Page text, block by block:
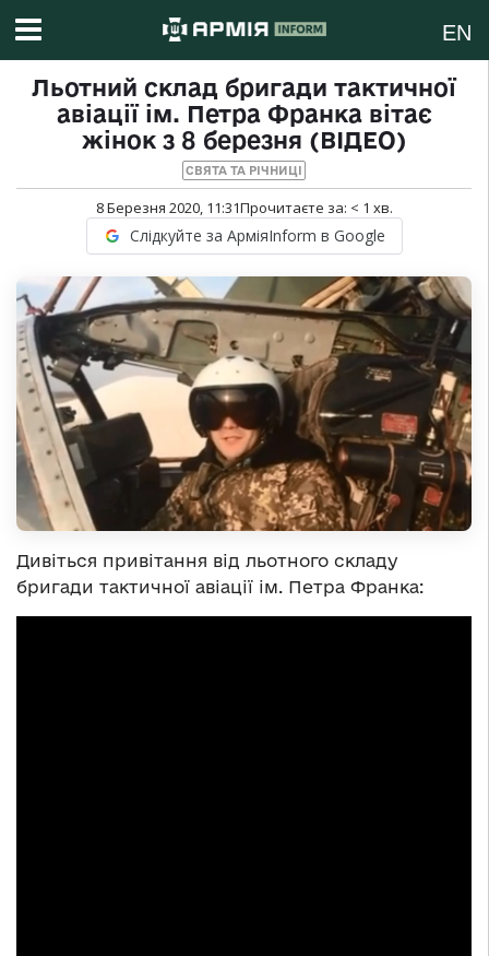
EN
Льотний склад бригади тактичної
авіації ім. Петра Франка вітає
жінок з 8 березня (ВІДЕО)
СВЯТА ТА РІЧНИЦІ
8 Березня 2020, 11:31Прочитаєте за: < 1 хв.
Слідкуйте за АрміяInform в Google
Дивіться привітання від льотного складу
бригади тактичної авіації ім. Петра Франка: